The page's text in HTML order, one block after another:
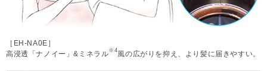
［EH-NA0E］
高浸透「ナノイー」&ミネラル※4風の広がりを抑え、より髪に届きやすい。